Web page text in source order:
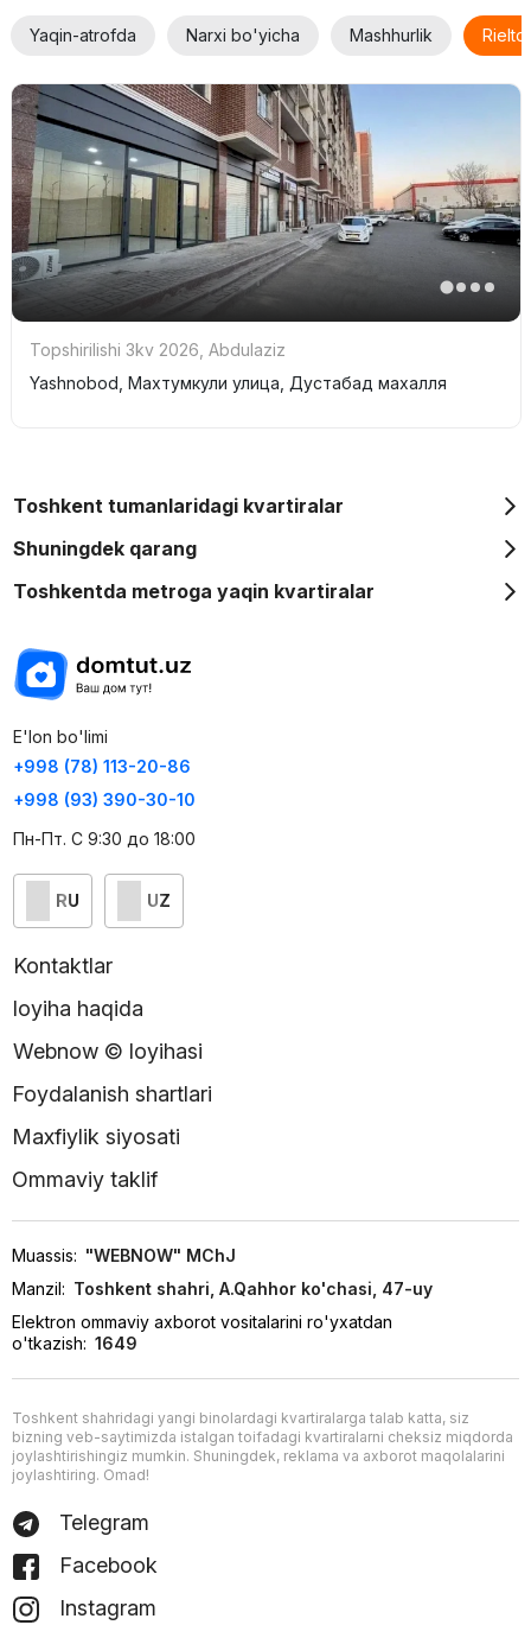
Yaqin-atrofda Narxi bo'yicha Mashhurlik
Topshirilishi 3kv 2026 Abdulaziz
Yashnobod, Махтумкули улица, Дустабад махалля
Toshkent tumanlaridagi kvartiralar
Shuningdek qarang
Toshkentda metroga yaqin kvartiralar
E'lon bo'limi
+998 (78) 113-20-86
+998 (93) 390-30-10
Пн-Пт. С 9:30 до 18:00
RU UZ
Kontaktlar
loyiha haqida
Webnow © loyihasi
Foydalanish shartlari
Maxfiylik siyosati
Ommaviy taklif
Muassis: "WEBNOW" MChJ
Manzil: Toshkent shahri, A.Qahhor ko'chasi, 47-uy
Elektron ommaviy axborot vositalarini ro'yxatdan
o'tkazish: 1649
Toshkent shahridagi yangi binolardagi kvartiralarga talab katta, siz
bizning veb-saytimizda istalgan toifadagi kvartiralarni cheksiz miqdorda
joylashtirishingiz mumkin. Shuningdek, reklama va axborot maqolalarini
joylashtiring. Omad!
Telegram
Facebook
Instagram